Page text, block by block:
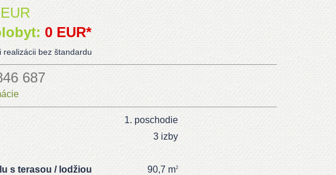
0 EUR*
realizácii bez štandardu
687
1. poschodie
3 izby
s terasou / lodžiou 90,7 m2